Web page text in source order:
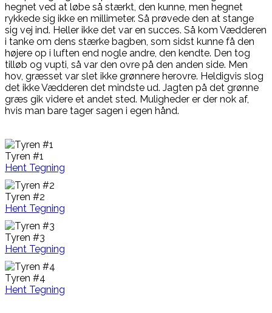
hegnet ved at løbe så stærkt, den kunne, men hegnet
rykkede sig ikke en millimeter. Så prøvede den at stange
sig vej ind. Heller ikke det var en succes. Så kom Vædderen
i tanke om dens stærke bagben, som sidst kunne få den
højere op i luften end nogle andre, den kendte. Den tog
tilløb og vupti, så var den ovre på den anden side. Men
hov, græsset var slet ikke grønnere herovre. Heldigvis slog
det ikke Vædderen det mindste ud. Jagten på det grønne
græs gik videre et andet sted. Muligheder er der nok af,
hvis man bare tager sagen i egen hånd.
Tyren #1
Hent Tegning
Tyren #2
Hent Tegning
Tyren #3
Hent Tegning
Tyren #4
Hent Tegning